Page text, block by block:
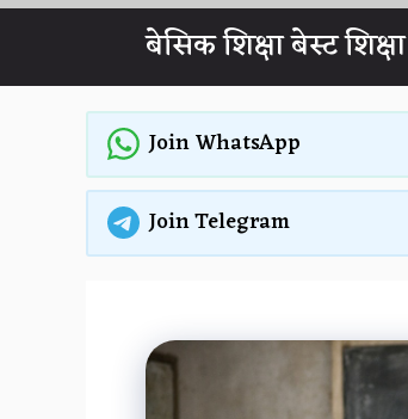
बेसिक शिक्षा बेस्ट शिक्षा
Join WhatsApp
Join Telegram